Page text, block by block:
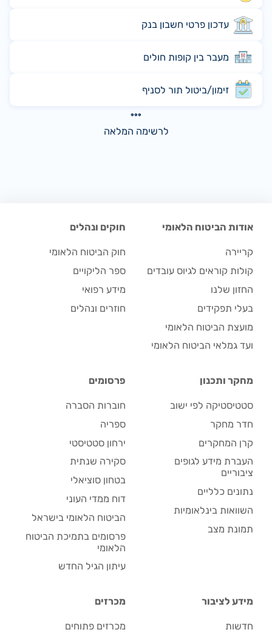
עדכון פרטי חשבון בנק
מעבר בין קופות חולים
זימון/ביטול תור לסניף
לרשימה המלאה
אודות הביטוח הלאומי
קריירה
קולות קוראים לגיוס עובדים
החזון שלנו
בעלי תפקידים
מועצת הביטוח הלאומי
ועד גמלאי הביטוח הלאומי
חוקים ונהלים
חוק הביטוח הלאומי
ספר הליקויים
מידע רפואי
חוזרים ונהלים
מחקר ותכנון
סטטיסטיקה לפי ישוב
חדר מחקר
קרן המחקרים
העברת מידע לגופים
ציבוריים
נתונים כלליים
השוואות בינלאומיות
תמונת מצב
פרסומים
חוברות הסברה
ספריה
ירחון סטטיסטי
סקירה שנתית
בטחון סוציאלי
דוח ממדי העוני
הביטוח הלאומי בישראל
פרסומים בתמיכת הביטוח
הלאומי
עיתון הגיל החדש
מידע לציבור
חדשות
מכרזים
מכרזים פתוחים